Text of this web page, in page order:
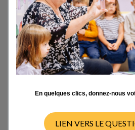
sortie deLes mains dans
Dominique Proust,
fondateur d l'action
En quelques clics, donnez-nous
LIEN VERS LE